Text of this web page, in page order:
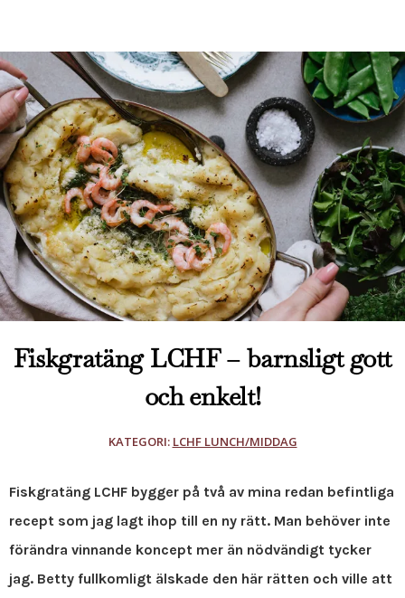
Fiskgratäng LCHF – barnsligt gott
och enkelt!
KATEGORI: LCHF LUNCH/MIDDAG
Fiskgratäng LCHF bygger på två av mina redan befintliga
recept som jag lagt ihop till en ny rätt. Man behöver inte
förändra vinnande koncept mer än nödvändigt tycker
jag. Betty fullkomligt älskade den här rätten och ville att